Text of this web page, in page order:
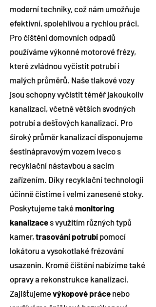
moderní techniky, což nám umožňuje
efektivní, spolehlivou a rychlou práci.
Pro čištění domovních odpadů
používáme výkonné motorové frézy,
které zvládnou vyčistit potrubí i
malých průměrů. Naše tlakové vozy
jsou schopny vyčistit téměř jakoukoliv
kanalizaci, včetně větších svodných
potrubí a dešťových kanalizací. Pro
široký průměr kanalizací disponujeme
šestinápravovým vozem Iveco s
recyklační nástavbou a sacím
zařízením. Díky recyklační technologii
účinně čistíme i velmi zanesené stoky.
Poskytujeme takémonitoring
kanalizaces využitím různých typů
kamer, trasování potrubí pomocí
lokátoru a vysokotlaké frézování
usazenin. Kromě čištění nabízíme také
opravy a rekonstrukce kanalizací.
Zajišťujemevýkopové práce nebo